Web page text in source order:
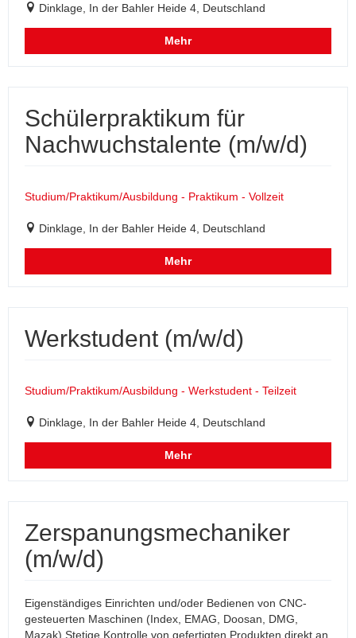
Dinklage, In der Bahler Heide 4, Deutschland
Mehr
Schülerpraktikum für
Nachwuchstalente (m/w/d)
Studium/Praktikum/Ausbildung - Praktikum - Vollzeit
Dinklage, In der Bahler Heide 4, Deutschland
Mehr
Werkstudent (m/w/d)
Studium/Praktikum/Ausbildung - Werkstudent - Teilzeit
Dinklage, In der Bahler Heide 4, Deutschland
Mehr
Zerspanungsmechaniker
(m/w/d)
Eigenständiges Einrichten und/oder Bedienen von CNC-
gesteuerten Maschinen (Index, EMAG, Doosan, DMG,
Mazak) Stetige Kontrolle von gefertigten Produkten direkt an